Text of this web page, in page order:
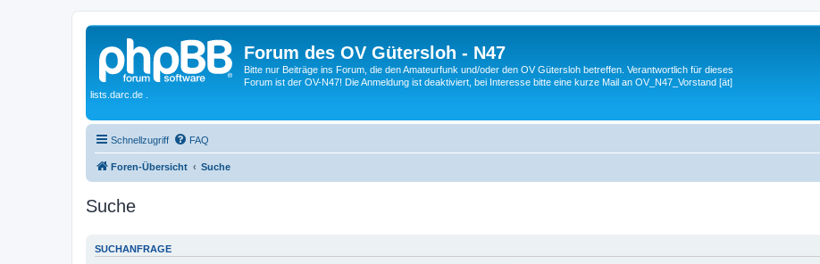
Forum des OV Gütersloh - N47
Bitte nur Beiträge ins Forum, die den Amateurfunk und/oder den OV Gütersloh betreffen. Verantwortlich für dieses
Forum ist der OV-N47! Die Anmeldung ist deaktiviert, bei Interesse bitte eine kurze Mail an OV_N47_Vorstand [ät]
lists.darc.de .
Schnellzugriff FAQ
Foren-Übersicht Suche
Suche
SUCHANFRAGE